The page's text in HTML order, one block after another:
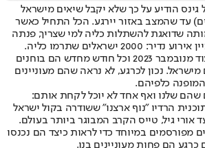
הודיע על כך שלא יקבל שיאים מישראל
עד שהמצב באזור יירגע. הכל התחיל כאשר
שדואגת להשתלות כליה למי שצריך, פנתה
ישראלים שתרמו כליה.
בגינס ציינו שזהו המצב עוד מנובמבר 2023 וכל חודש מחדש הם בוחנים
נכון לכרגע, לא נראה שהם מעוניינים
כלפיהם.
שהם שלנו ואף אחד לא יוכל לקחת אותם:
הרדיו "נוף ארצנו" ששודרה בקול ישראל
לבחור 3 שיאנים מפורסמים במיוחד כדי לראות כיצד הם נכנסו
הם פחות מעוניינים בנו.